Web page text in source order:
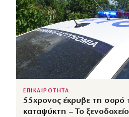
ΕΠΙΚΑΙΡΟΤΗΤΑ
55χρονος έκρυβε τη σορό
καταψύκτη – Το